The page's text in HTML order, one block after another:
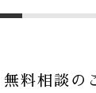
無料相談の